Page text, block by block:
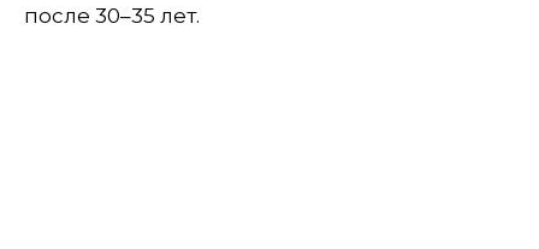
после 30–35 лет.